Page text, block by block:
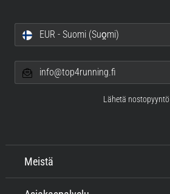
Meistä
EUR - Suomi (Suo̯mi)
info@top4running.fi
Lähetä nostopyyntö